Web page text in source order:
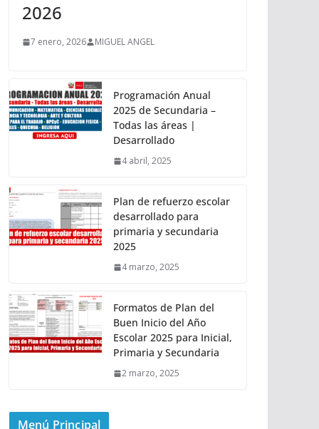
2026
7 enero, 2026 MIGUEL ANGEL
Programación Anual
2025 de Secundaria –
Todas las áreas |
Desarrollado
4 abril, 2025
Plan de refuerzo escolar
desarrollado para
primaria y secundaria
2025
4 marzo, 2025
Formatos de Plan del
Buen Inicio del Año
Escolar 2025 para Inicial,
Primaria y Secundaria
2 marzo, 2025
Menú Principal